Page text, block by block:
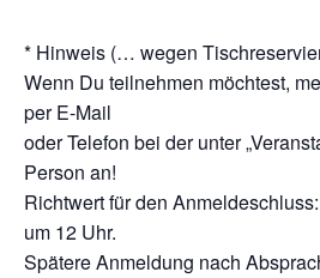
* Hinweis (… wegen
Wenn Du teilnehmen möchtest,
per E-Mail
oder Telefon bei der unter
Person an!
Richtwert für den
um 12 Uhr.
Spätere Anmeldung nach